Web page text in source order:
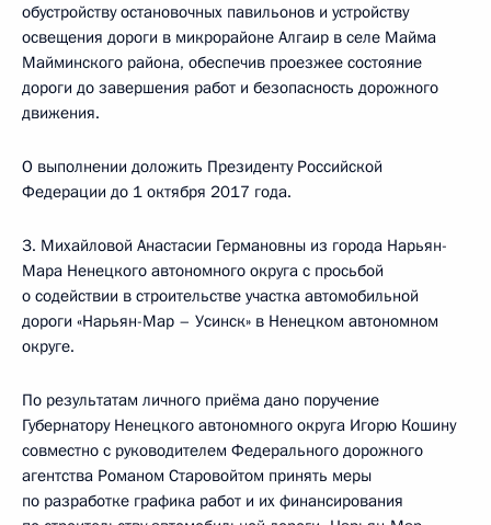
обустройству остановочных павильонов и устройству
освещения дороги в микрорайоне Алгаир в селе Майма
Майминского района, обеспечив проезжее состояние
дороги до завершения работ и безопасность дорожного
движения.
О выполнении доложить Президенту Российской
Федерации до 1 октября 2017 года.
3. Михайловой Анастасии Германовны из города Нарьян-
Мара Ненецкого автономного округа с просьбой
о содействии в строительстве участка автомобильной
дороги «Нарьян-Мар – Усинск» в Ненецком автономном
округе.
По результатам личного приёма дано поручение
Губернатору Ненецкого автономного округа Игорю Кошину
совместно с руководителем Федерального дорожного
агентства Романом Старовойтом принять меры
по разработке графика работ и их финансирования